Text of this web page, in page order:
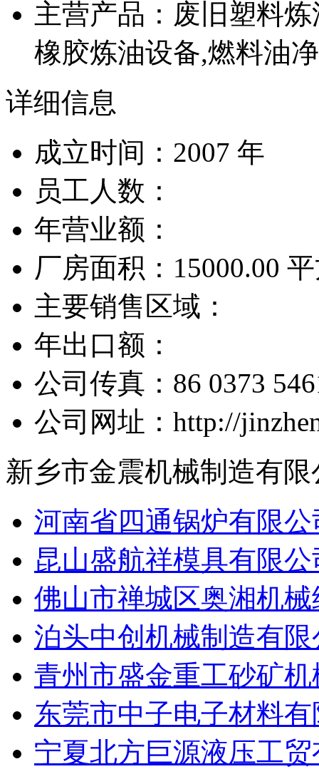
主营产品：废旧塑料
橡胶炼油设备,燃料油
详细信息
成立时间：2007 年
员工人数：
年营业额：
厂房面积：15000.00
主要销售区域：
年出口额：
公司传真：86 0373
公司网址：http://
新乡市金震机械制造有
河南省四通锅炉有限公
昆山盛航祥模具有限公
佛山市禅城区奥湘机
泊头中创机械制造有限
青州市盛金重工砂矿
东莞市中子电子材料
宁夏北方巨源液压工